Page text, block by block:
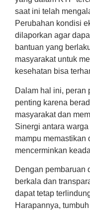
saat ini telah
Perubahan kondisi
dilaporkan agar
bantuan yang
masyarakat untuk
kesehatan bisa
Dalam hal ini, peran
penting karena
masyarakat dan
Sinergi antara
mampu memastikan
mencerminkan
Dengan pembaruan
berkala dan
dapat tetap
Harapannya,